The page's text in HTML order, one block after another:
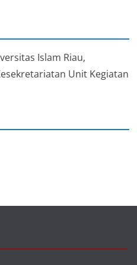
Islam Riau,
Unit Kegiatan